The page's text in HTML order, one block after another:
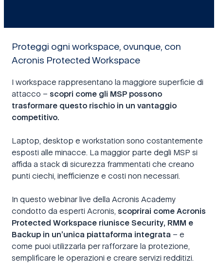
Proteggi ogni workspace, ovunque, con
Acronis Protected Workspace
I workspace rappresentano la maggiore superficie di
attacco – scopri come gli MSP possono
trasformare questo rischio in un vantaggio
competitivo.
Laptop, desktop e workstation sono costantemente
esposti alle minacce. La maggior parte degli MSP si
affida a stack di sicurezza frammentati che creano
punti ciechi, inefficienze e costi non necessari.
In questo webinar live della Acronis Academy
condotto da esperti Acronis, scoprirai come Acronis
Protected Workspace riunisce Security, RMM e
Backup in un’unica piattaforma integrata – e
come puoi utilizzarla per rafforzare la protezione,
semplificare le operazioni e creare servizi redditizi.